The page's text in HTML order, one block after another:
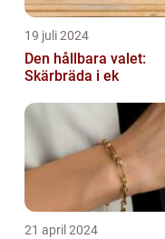
19 juli 2024
Den hållbara valet:
Skärbräda i ek
21 april 2024